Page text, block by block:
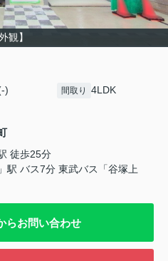
観】
) 間取り 4LDK
徒歩25分
」駅 バス7分 東武バス「谷塚上
らお問い合わせ